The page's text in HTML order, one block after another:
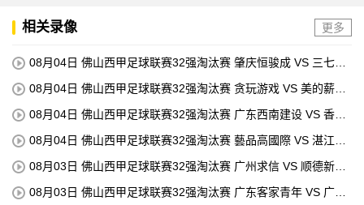
相关录像 更多
08月04日 佛山西甲足球联赛32强淘汰赛 肇庆恒骏成 VS 三七互
08月04日 佛山西甲足球联赛32强淘汰赛 贪玩游戏 VS 美的薪火
08月04日 佛山西甲足球联赛32强淘汰赛 广东西南建设 VS 香港
08月04日 佛山西甲足球联赛32强淘汰赛 藝品高國際 VS 湛江狂
08月03日 佛山西甲足球联赛32强淘汰赛 广州求信 VS 顺德新青
08月03日 佛山西甲足球联赛32强淘汰赛 广东客家青年 VS 广州